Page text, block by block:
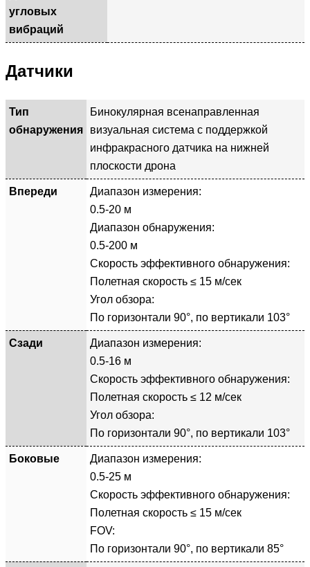
угловых
вибраций
Датчики
Тип
обнаружения
Бинокулярная всенаправленная
визуальная система с поддержкой
инфракрасного датчика на нижней
плоскости дрона
Впереди
Диапазон измерения:
0.5-20 м
Диапазон обнаружения:
0.5-200 м
Скорость эффективного обнаружения:
Полетная скорость ≤ 15 м/сек
Угол обзора:
По горизонтали 90°, по вертикали 103°
Сзади
Диапазон измерения:
0.5-16 м
Скорость эффективного обнаружения:
Полетная скорость ≤ 12 м/сек
Угол обзора:
По горизонтали 90°, по вертикали 103°
Боковые
Диапазон измерения:
0.5-25 м
Скорость эффективного обнаружения:
Полетная скорость ≤ 15 м/сек
FOV:
По горизонтали 90°, по вертикали 85°